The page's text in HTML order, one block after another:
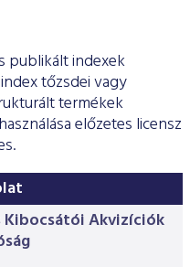
publikált indexek
tőzsdei vagy
termékek
előzetes licensz
Akvizíciók